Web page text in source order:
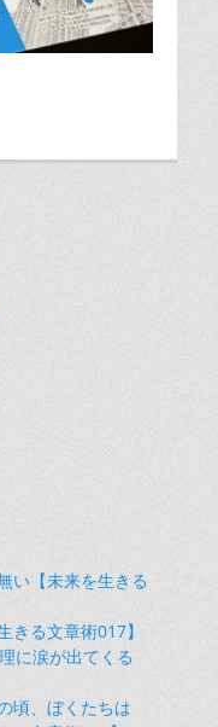
い【未来を生きる
きる文章術017】
に涙が出てくる
頃、ぼくたちは